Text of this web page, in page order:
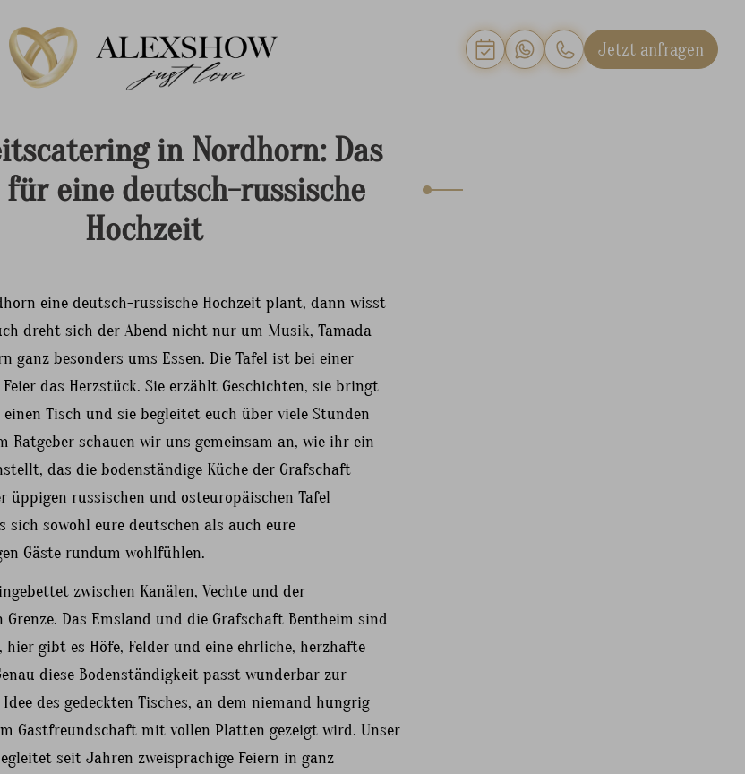
Jetzt anfragen
in Nordhorn: Das
eine deutsch-russische
Hochzeit
eine deutsch-russische Hochzeit plant, dann wisst
dreht sich der Abend nicht nur um Musik, Tamada
ganz besonders ums Essen. Die Tafel ist bei einer
das Herzstück. Sie erzählt Geschichten, sie bringt
Tisch und sie begleitet euch über viele Stunden
Ratgeber schauen wir uns gemeinsam an, wie ihr ein
das die bodenständige Küche der Grafschaft
üppigen russischen und osteuropäischen Tafel
sich sowohl eure deutschen als auch eure
Gäste rundum wohlfühlen.
zwischen Kanälen, Vechte und der
Grenze. Das Emsland und die Grafschaft Bentheim sind
gibt es Höfe, Felder und eine ehrliche, herzhafte
diese Bodenständigkeit passt wunderbar zur
des gedeckten Tisches, an dem niemand hungrig
Gastfreundschaft mit vollen Platten gezeigt wird. Unser
seit Jahren zweisprachige Feiern in ganz